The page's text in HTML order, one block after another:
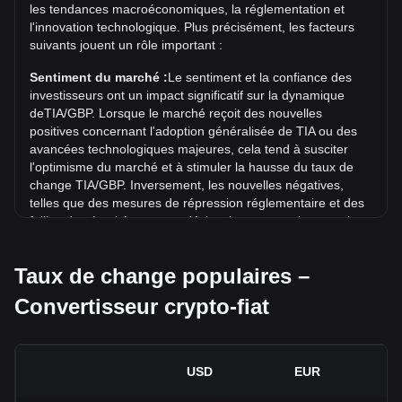
Quelle est la tendance des prix de en GBP ?
Au cours des 7 derniers jours, le taux de change de Celestia
(TIA) a augmenté de 3.47%. Au cours du mois dernier, le
taux de change de Celestia (TIA) a baissé de 13.47% par
rapport à Livre sterling (GBP).
les tendances macroéconomiques, la réglementation et
l'innovation technologique. Plus précisément, les facteurs
suivants jouent un rôle important :
Sentiment du marché :Le sentiment et la confiance des
investisseurs ont un impact significatif sur la dynamique
deTIA/GBP. Lorsque le marché reçoit des nouvelles
positives concernant l'adoption généralisée de TIA ou des
avancées technologiques majeures, cela tend à susciter
l'optimisme du marché et à stimuler la hausse du taux de
change TIA/GBP. Inversement, les nouvelles négatives,
telles que des mesures de répression réglementaire et des
failles de sécurité, peuvent déclencher une panique sur le
Environnement réglementaire :Les politiques et
réglementations gouvernementales entourant les
cryptomonnaies ont un impact direct sur leur acceptation,
confiance des investisseurs dans les cryptomonnaies et
Taux de change populaires –
Convertisseur crypto-fiat
USD EUR